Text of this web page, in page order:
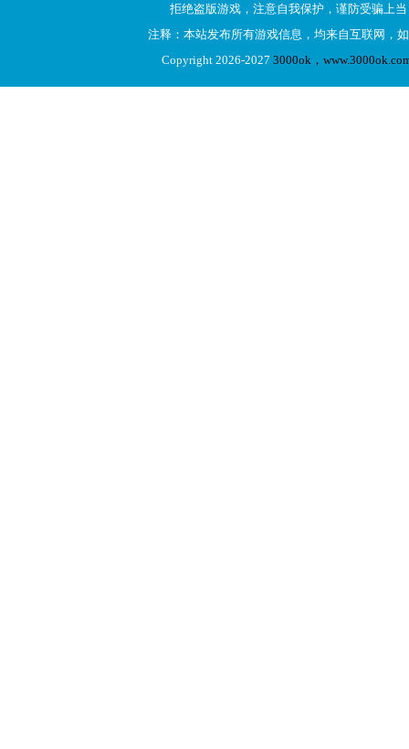
拒绝盗版游戏，注意自我保护，谨防受骗上
注释：本站发布所有游戏信息，均来自互联网，
Copyright 2026-2027 3000ok，